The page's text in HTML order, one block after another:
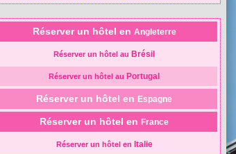
Réserver un hôtel en Angleterre
Réserver un hôtel au Brésil
Réserver un hôtel au Portugal
Réserver un hôtel en Espagne
Réserver un hôtel en France
Réserver un hôtel en Italie